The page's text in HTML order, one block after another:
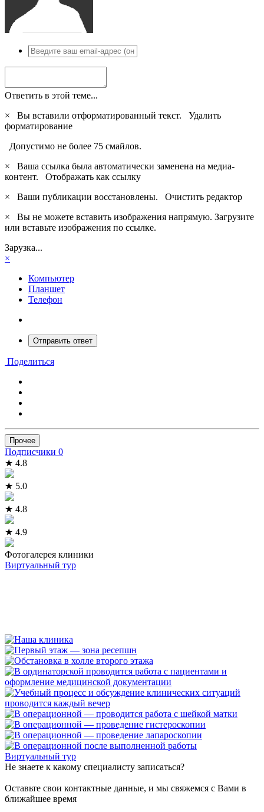
Ответить в этой теме...
×
Вы вставили отформатированный текст. Удалить
форматирование
Допустимо не более 75 смайлов.
×
Ваша ссылка была автоматически заменена на медиа-
контент. Отображать как ссылку
×
Ваши публикации восстановлены. Очистить редактор
×
Вы не можете вставить изображения напрямую. Загрузите
или вставьте изображения по ссылке.
Зарузка...
×
Компьютер
Планшет
Телефон
Отправить ответ
Поделиться
Прочее
Подписчики 0
★ 4.8
★ 5.0
★ 4.8
★ 4.9
Фотогалерея клиники
Виртуальный тур
Виртуальный тур
Не знаете к какому специалисту записаться?
Оставьте свои контактные данные, и мы свяжемся с Вами в
ближайшее время